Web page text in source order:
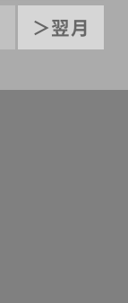
＞翌月